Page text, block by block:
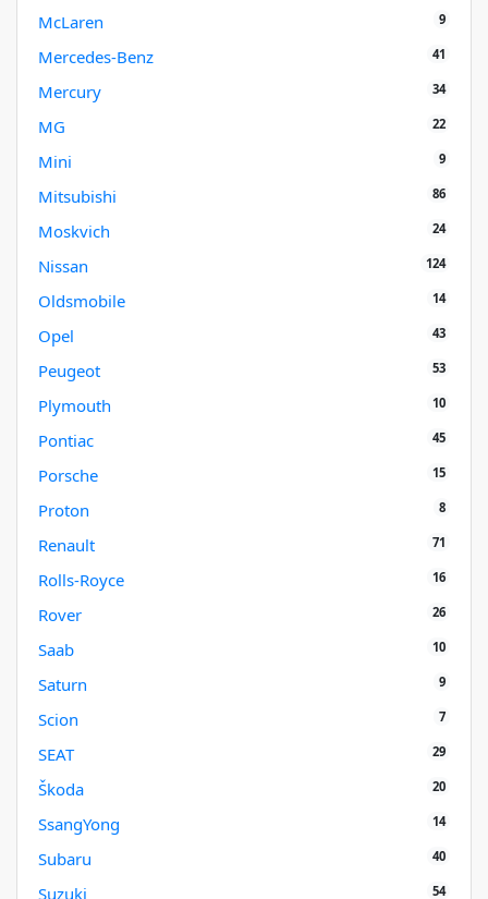
McLaren 9
Mercedes-Benz 41
Mercury 34
MG 22
Mini 9
Mitsubishi 86
Moskvich 24
Nissan 124
Oldsmobile 14
Opel 43
Peugeot 53
Plymouth 10
Pontiac 45
Porsche 15
Proton 8
Renault 71
Rolls-Royce 16
Rover 26
Saab 10
Saturn 9
Scion 7
SEAT 29
Škoda 20
SsangYong 14
Subaru 40
Suzuki 54